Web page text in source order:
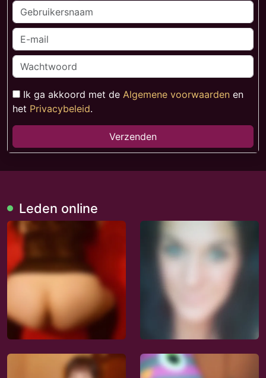
Ik ga akkoord met de Algemene voorwaarden en
het Privacybeleid.
Verzenden
Leden online